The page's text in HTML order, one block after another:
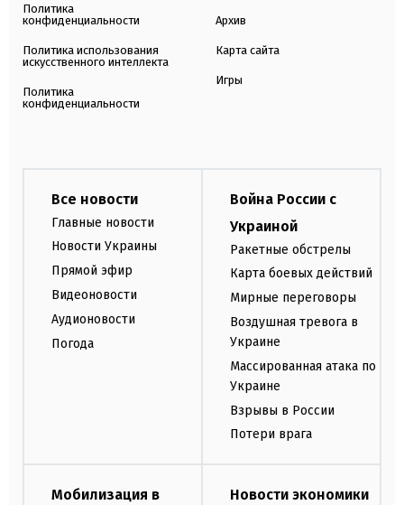
Политика
конфиденциальности
Политика использования
искусственного интеллекта
Политика
конфиденциальности
Архив
Карта сайта
Игры
Все новости
Главные новости
Новости Украины
Прямой эфир
Видеоновости
Аудионовости
Погода
Война России с
Украиной
Ракетные обстрелы
Карта боевых действий
Мирные переговоры
Воздушная тревога в
Украине
Массированная атака по
Украине
Взрывы в России
Потери врага
Мобилизация в
Новости экономики